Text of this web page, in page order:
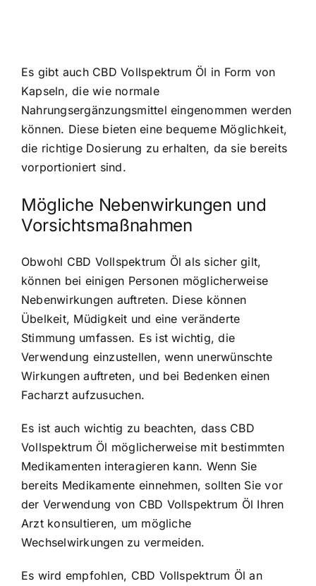
Es gibt auch CBD Vollspektrum Öl in Form von
Kapseln, die wie normale
Nahrungsergänzungsmittel eingenommen werden
können. Diese bieten eine bequeme Möglichkeit,
die richtige Dosierung zu erhalten, da sie bereits
vorportioniert sind.
Mögliche Nebenwirkungen und
Vorsichtsmaßnahmen
Obwohl CBD Vollspektrum Öl als sicher gilt,
können bei einigen Personen möglicherweise
Nebenwirkungen auftreten. Diese können
Übelkeit, Müdigkeit und eine veränderte
Stimmung umfassen. Es ist wichtig, die
Verwendung einzustellen, wenn unerwünschte
Wirkungen auftreten, und bei Bedenken einen
Facharzt aufzusuchen.
Es ist auch wichtig zu beachten, dass CBD
Vollspektrum Öl möglicherweise mit bestimmten
Medikamenten interagieren kann. Wenn Sie
bereits Medikamente einnehmen, sollten Sie vor
der Verwendung von CBD Vollspektrum Öl Ihren
Arzt konsultieren, um mögliche
Wechselwirkungen zu vermeiden.
Es wird empfohlen, CBD Vollspektrum Öl an